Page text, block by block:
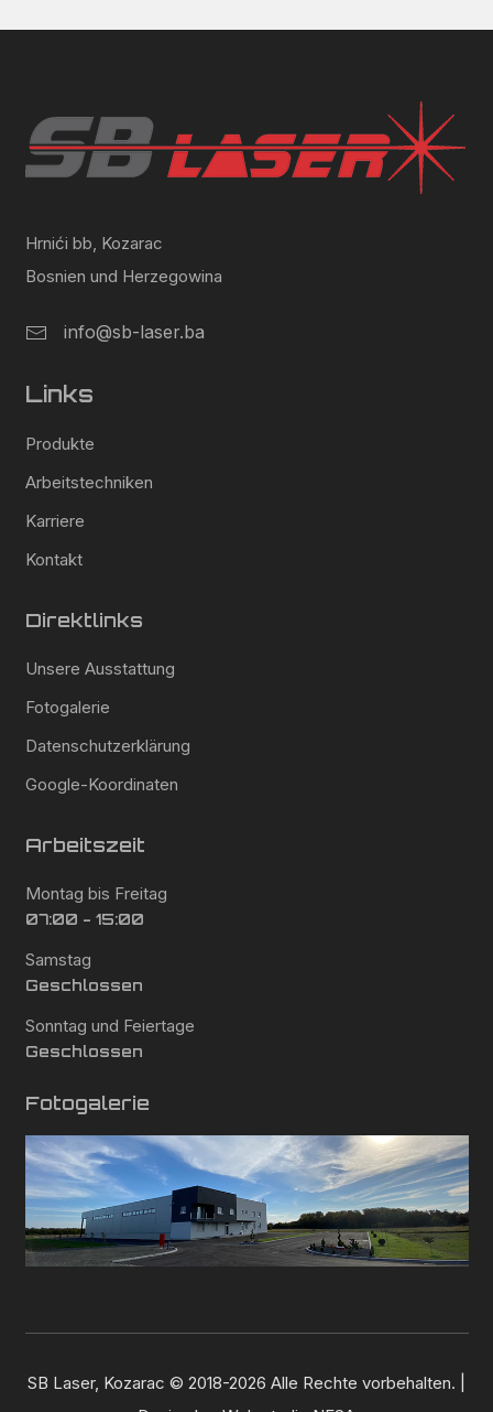
Hrnići bb, Kozarac
Bosnien und Herzegowina
info@sb-laser.ba
Links
Produkte
Arbeitstechniken
Karriere
Kontakt
Direktlinks
Unsere Ausstattung
Fotogalerie
Datenschutzerklärung
Google-Koordinaten
Arbeitszeit
Montag bis Freitag
07:00 - 15:00
Samstag
Geschlossen
Sonntag und Feiertage
Geschlossen
Fotogalerie
SB Laser, Kozarac © 2018-2026 Alle Rechte vorbehalten. |